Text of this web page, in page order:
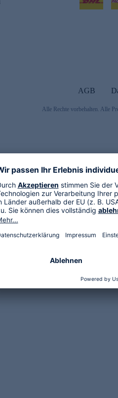
AGB
Alle Rechte vorbehalten. Alle